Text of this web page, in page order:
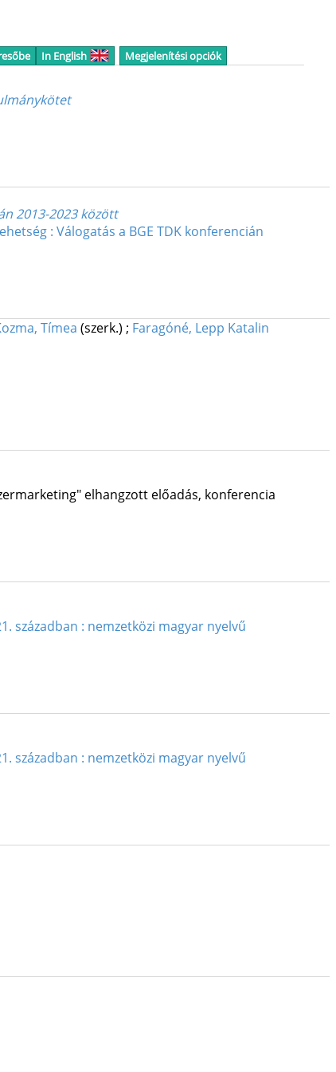
In English Megjelenítési opciók
2013-2023 között
: Válogatás a BGE TDK konferencián
Tímea (szerk.) ; Faragóné, Lepp Katalin
elhangzott előadás, konferencia
században : nemzetközi magyar nyelvű
században : nemzetközi magyar nyelvű